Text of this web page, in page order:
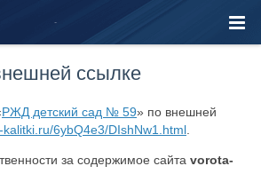
ссылке
РЖД детский сад № 59» по внешней
6ybQ4e3/DIshNw1.html
за содержимое сайта vorota-